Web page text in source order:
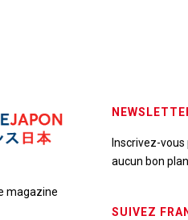
magazine
Inscrivez-
aucun bon plan
SUIVEZ